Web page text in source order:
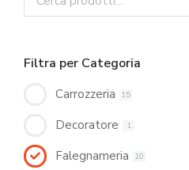
Filtra per Categoria
Carrozzeria 15
Decoratore 1
Falegnameria 10